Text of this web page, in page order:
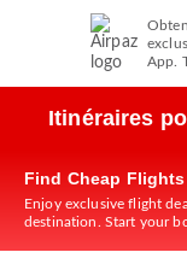
App.
Itinéraires
Find Cheap
Enjoy exclusive flight
destination. Start your